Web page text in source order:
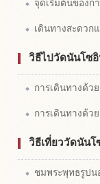
จุดเริ่มต้นของก
เดินทางสะดวก
วิธีไปวัดนันโซ
การเดินทางด้ว
การเดินทางด้ว
วิธีเที่ยววัดนัน
ชมพระพุทธรูป